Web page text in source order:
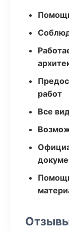
работ
Все